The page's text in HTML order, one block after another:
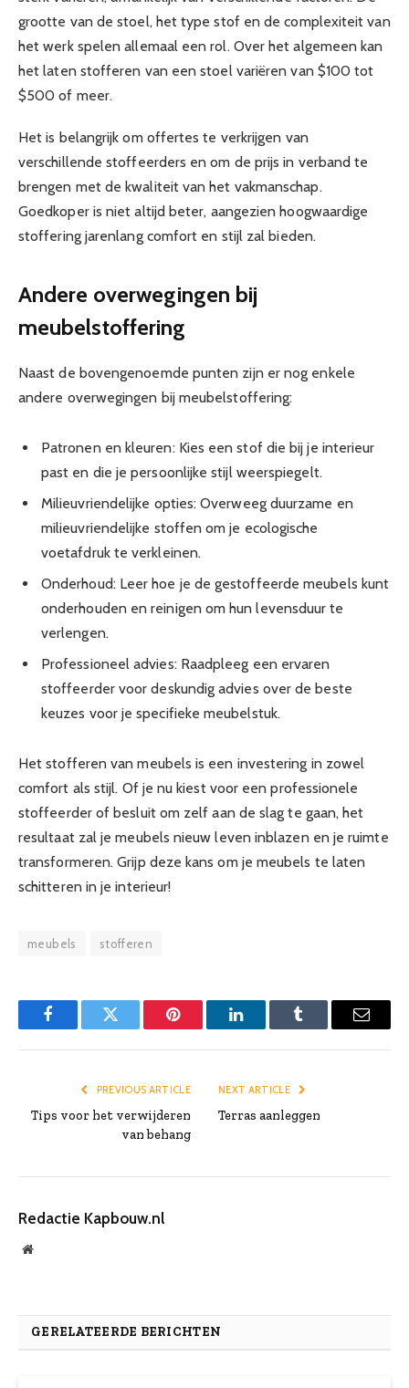
grootte van de stoel, het type stof en de complexiteit van
het werk spelen allemaal een rol. Over het algemeen kan
het laten stofferen van een stoel variëren van $100 tot
$500 of meer.
Het is belangrijk om offertes te verkrijgen van
verschillende stoffeerders en om de prijs in verband te
brengen met de kwaliteit van het vakmanschap.
Goedkoper is niet altijd beter, aangezien hoogwaardige
stoffering jarenlang comfort en stijl zal bieden.
Andere overwegingen bij
meubelstoffering
Naast de bovengenoemde punten zijn er nog enkele
andere overwegingen bij meubelstoffering:
Patronen en kleuren: Kies een stof die bij je interieur
past en die je persoonlijke stijl weerspiegelt.
Milieuvriendelijke opties: Overweeg duurzame en
milieuvriendelijke stoffen om je ecologische
voetafdruk te verkleinen.
Onderhoud: Leer hoe je de gestoffeerde meubels kunt
onderhouden en reinigen om hun levensduur te
verlengen.
Professioneel advies: Raadpleeg een ervaren
stoffeerder voor deskundig advies over de beste
keuzes voor je specifieke meubelstuk.
Het stofferen van meubels is een investering in zowel
comfort als stijl. Of je nu kiest voor een professionele
stoffeerder of besluit om zelf aan de slag te gaan, het
resultaat zal je meubels nieuw leven inblazen en je ruimte
transformeren. Grijp deze kans om je meubels te laten
schitteren in je interieur!
meubels stofferen
FacebookTwitter Pinterest LinkedInTumblr Email
PREVIOUS ARTICLE
Tips voor het verwijderen
van behang
NEXT ARTICLE
Terras aanleggen
Redactie Kapbouw.nl
Website
GERELATEERDE BERICHTEN